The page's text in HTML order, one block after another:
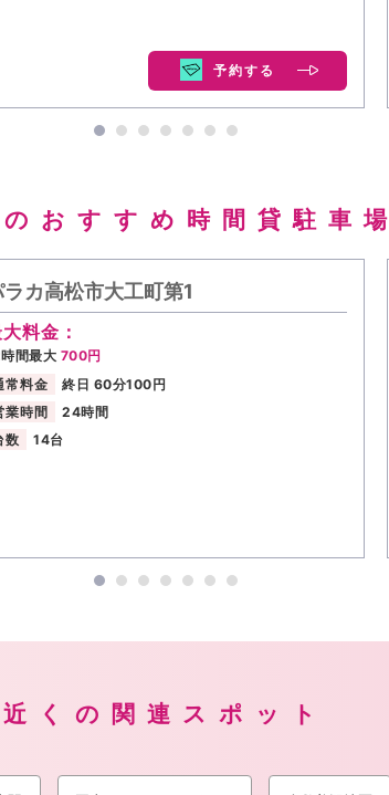
予約する
おすすめ時間貸駐車場
ラカ高松市大工町第1
料金：
間最大 700円
常料金
終日 60分100円
業時間
24時間
数
14台
近くの関連スポット